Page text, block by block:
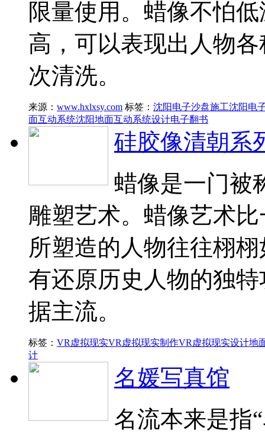
限量使用。蜡像不怕
高，可以表现出人物
次清洗。
来源： www.hxlxsy.com 标签： 沈阳电子沙盘施工沈阳电
面互动系统沈阳地面互动系统设计电子翻书
硅胶像清朝系
蜡像是一门被
雕塑艺术。蜡像艺术
所塑造的人物往往栩
有还原历史人物的独
据主流。
标签： VR虚拟现实VR虚拟现实制作VR虚拟现实设计地
计
名媛写真馆
名流本来是指